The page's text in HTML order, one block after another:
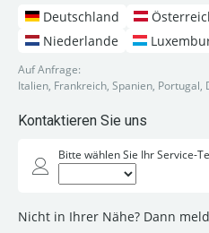
Deutschland
Niederlande
Auf Anfrage:
Italien, Frankreich, Spanien, Portugal,
Kontaktieren Sie uns
Bitte wählen Sie Ihr Service-
Nicht in Ihrer Nähe? Dann